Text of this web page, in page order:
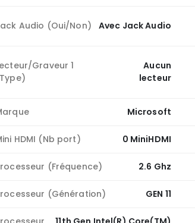
Audio (Oui/Non) Avec Jack Audio
Graveur 1
Aucun
lecteur
Microsoft
HDMI (Nb port) 0 MiniHDMI
(Fréquence) 2.6 Ghz
(Génération) GEN 11